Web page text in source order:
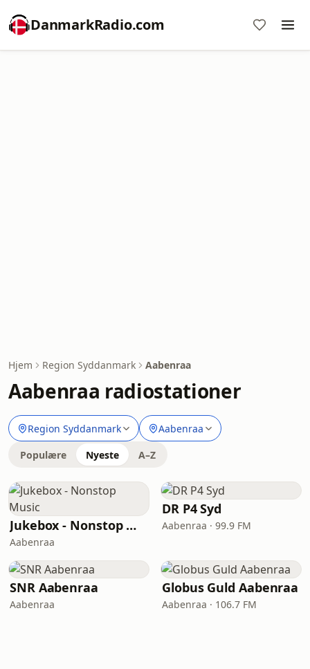
DanmarkRadio.com
Hjem Region Syddanmark Aabenraa
Aabenraa radiostationer
Region Syddanmark Aabenraa
Populære Nyeste A–Z
Jukebox - Nonstop Music
Aabenraa
DR P4 Syd
Aabenraa · 99.9 FM
SNR Aabenraa
Aabenraa
Globus Guld Aabenraa
Aabenraa · 106.7 FM